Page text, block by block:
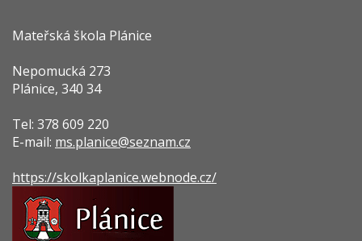
Mateřská škola Plánice
Nepomucká 273
Plánice, 340 34
Tel: 378 609 220
E-mail: ms.planice@seznam.cz
https://skolkaplanice.webnode.cz/